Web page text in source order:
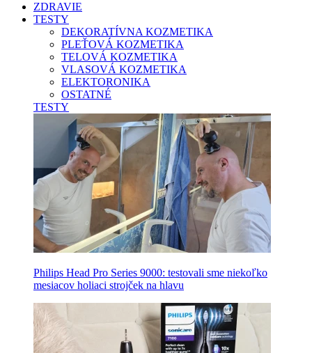
ZDRAVIE
TESTY
DEKORATÍVNA KOZMETIKA
PLEŤOVÁ KOZMETIKA
TELOVÁ KOZMETIKA
VLASOVÁ KOZMETIKA
ELEKTORONIKA
OSTATNÉ
TESTY
Philips Head Pro Series 9000: testovali sme niekoľko
mesiacov holiaci strojček na hlavu